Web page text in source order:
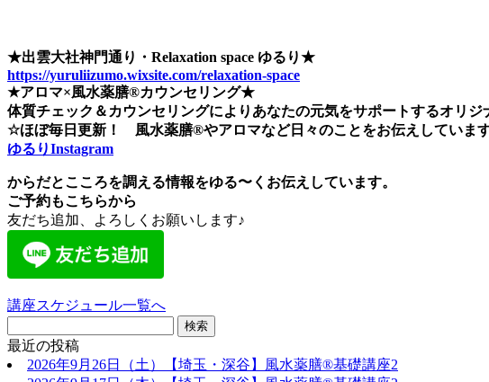
★出雲大社神門通り・Relaxation space ゆるり★
https://yuruliizumo.wixsite.com/relaxation-space
★アロマ×風水薬膳®カウンセリング★
体質チェック＆カウンセリングによ り あなたの元気をサポートするオリジ
☆ほぼ毎日更新！
風水薬膳®︎やアロマなど日々のことをお伝えしています
ゆるりInstagram
からだとこころを調える情報をゆる〜くお伝えしています。
ご予約もこちらから
友だち追加、よろしくお願いします♪
講座スケジュール一覧へ
最近の投稿
2026年9月26日（土）【埼玉・深谷】風水薬膳®基礎講座2